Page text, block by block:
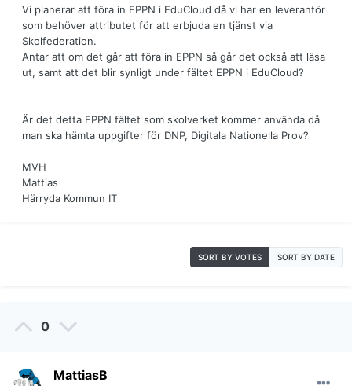
Vi planerar att föra in EPPN i EduCloud då vi har en leverantör
som behöver attributet för att erbjuda en tjänst via
Skolfederation.
Antar att om det går att föra in EPPN så går det också att läsa
ut, samt att det blir synligt under fältet EPPN i EduCloud?
Är det detta EPPN fältet som skolverket kommer använda då
man ska hämta uppgifter för DNP, Digitala Nationella Prov?
MVH
Mattias
Härryda Kommun IT
SORT BY VOTES SORT BY DATE
0
MattiasB